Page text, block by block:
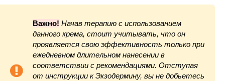
Важно! Начав терапию с использованием
данного крема, стоит учитывать, что он
проявляется свою эффективность только при
ежедневном длительном нанесении в
соответствии с рекомендациями. Отступая
от инструкции к Экзодермину, вы не добьетесь